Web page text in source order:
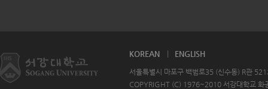
KOREAN ENGLISH
서울특별시 마포구 백범로35 (신수동) R
COPYRIGHT (C) 1976~2010 서강대학교 화